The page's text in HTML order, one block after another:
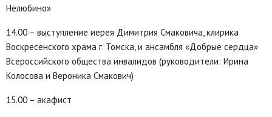
Нелюбино»
14.00 – выступление иерея Димитрия Смаковича, клирика
Воскресенского храма г. Томска, и ансамбля «Добрые сердца»
Всероссийского общества инвалидов (руководители: Ирина
Колосова и Вероника Смакович)
15.00 – акафист